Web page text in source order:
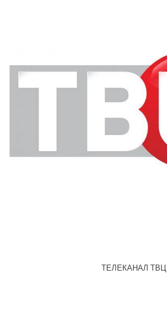
ТЕЛЕКАНАЛ ТВЦ